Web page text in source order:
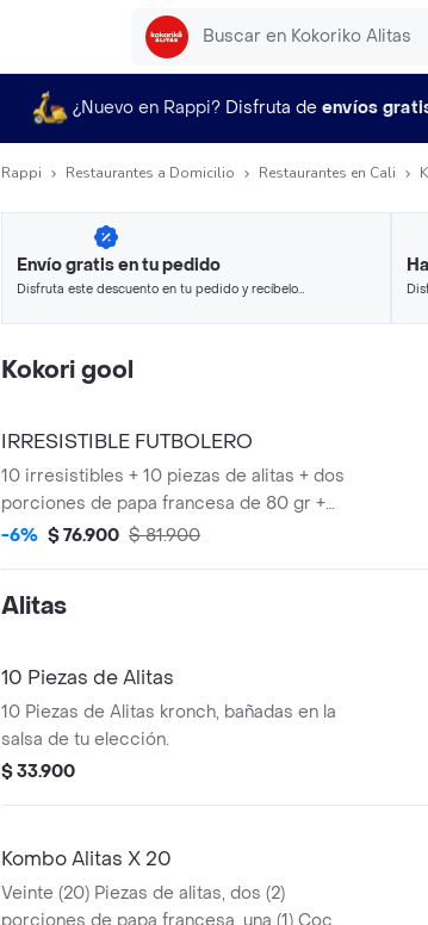
¿Nuevo en Rappi? Disfruta de envíos
Rappi Restaurantes a Domicilio Restaurantes en Cali
Envío gratis en tu pedido
Disfruta este descuento en tu pedido y recíbelo
Kokori gool
IRRESISTIBLE FUTBOLERO
10 irresistibles + 10 piezas de alitas + dos
porciones de papa francesa de 80 gr +
ensalada kokoriko y salsas acompañado
-6% $ 76.900 $ 81.900
Alitas
10 Piezas de Alitas
10 Piezas de Alitas kronch, bañadas en la
salsa de tu elección.
$ 33.900
Kombo Alitas X 20
Veinte (20) Piezas de alitas, dos (2)